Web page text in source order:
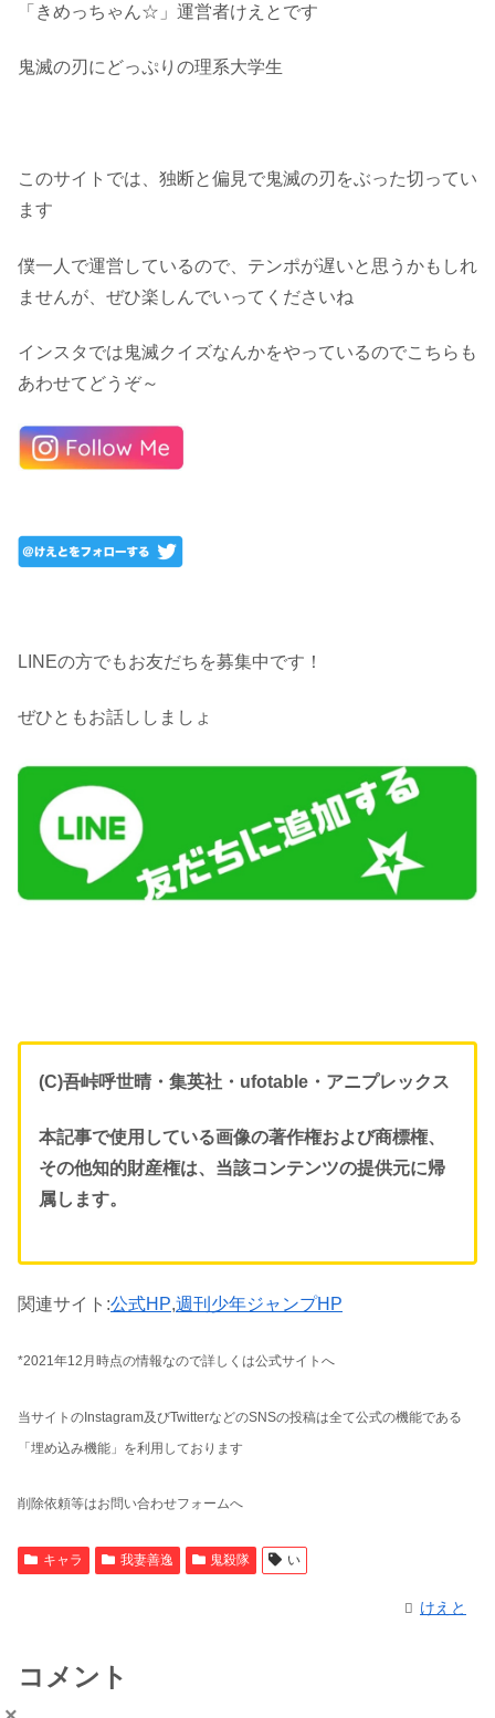
「きめっちゃん☆」運営者けえとです
鬼滅の刃にどっぷりの理系大学生
このサイトでは、独断と偏見で鬼滅の刃をぶった切ってい
ます
僕一人で運営しているので、テンポが遅いと思うかもしれ
ませんが、ぜひ楽しんでいってくださいね
インスタでは鬼滅クイズなんかをやっているのでこちらも
あわせてどうぞ～
LINEの方でもお友だちを募集中です！
ぜひともお話ししましょ
(C)吾峠呼世晴・集英社・ufotable・アニプレックス
本記事で使用している画像の著作権および商標権、
その他知的財産権は、当該コンテンツの提供元に帰
属します。
関連サイト:公式HP,週刊少年ジャンプHP
*2021年12月時点の情報なので詳しくは公式サイトへ
当サイトのInstagram及びTwitterなどのSNSの投稿は全て公式の機能である
「埋め込み機能」を利用しております
削除依頼等はお問い合わせフォームへ
キャラ 我妻善逸 鬼殺隊 い
けえと
コメント